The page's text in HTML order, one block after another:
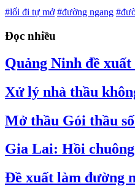
#lối đi tự mở #đường ngang
Đọc nhiều
Quảng Ninh đề
Xử lý nhà thầu
Mở thầu Gói thầu
Gia Lai: Hồi
Đề xuất làm đường